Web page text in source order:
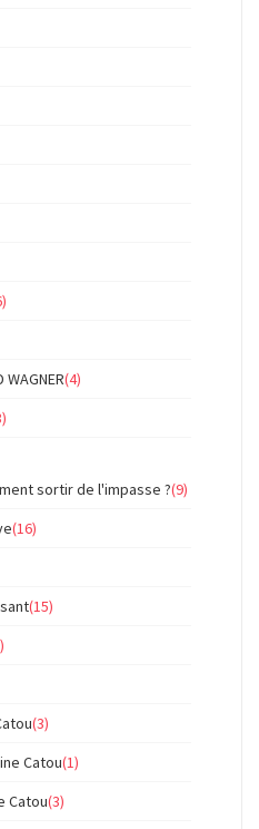
WAGNER(4)
sortir de l'impasse ?(9)
(16)
(15)
(3)
Catou(1)
Catou(3)